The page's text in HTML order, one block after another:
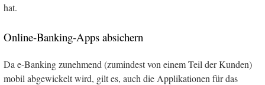
hat.
Online-Banking-Apps absichern
Da e-Banking zunehmend (zumindest von einem Teil der Kunden)
mobil abgewickelt wird, gilt es, auch die Applikationen für das